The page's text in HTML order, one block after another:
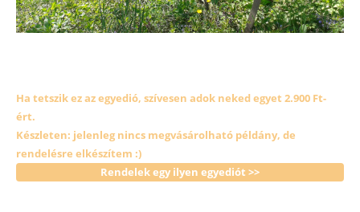
Ha tetszik ez az egyedió, szívesen adok neked egyet 2.900 Ft-
ért.
Készleten: jelenleg nincs megvásárolható példány, de
rendelésre elkészítem :)
Rendelek egy ilyen egyediót >>